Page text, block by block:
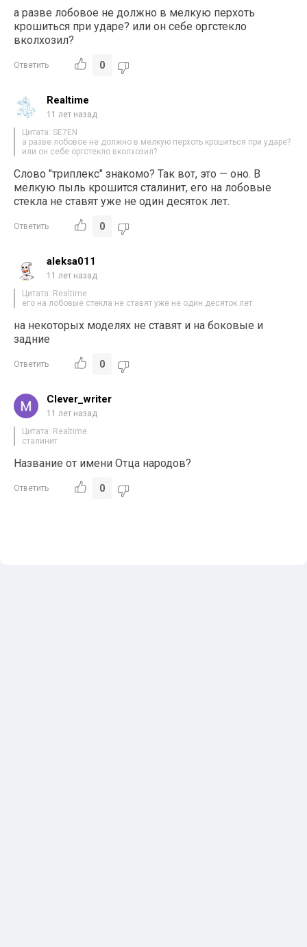
а разве лобовое не должно в мелкую перхоть
крошиться при ударе? или он себе оргстекло
вколхозил?
Ответить 0
Realtime
11 лет назад
Цитата: SE7EN
а разве лобовое не должно в мелкую перхоть крошиться при ударе?
или он себе оргстекло вколхозил?
Слово "триплекс" знакомо? Так вот, это — оно. В
мелкую пыль крошится сталинит, его на лобовые
стекла не ставят уже не один десяток лет.
Ответить 0
aleksa011
11 лет назад
Цитата: Realtime
его на лобовые стекла не ставят уже не один десяток лет.
на некоторых моделях не ставят и на боковые и
задние
Ответить 0
Clever_writer
11 лет назад
Цитата: Realtime
сталинит
Название от имени Отца народов?
Ответить 0